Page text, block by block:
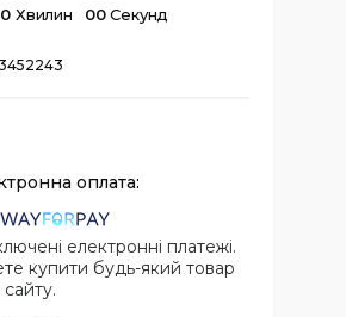
0 Хвилин 00 Секунд
електронні платежі.
купити будь-який товар